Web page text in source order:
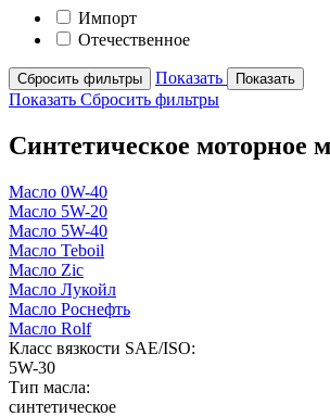
Импорт
Отечественное
Сбросить фильтры Показать Показать
Показать Сбросить фильтры
Синтетическое моторное
Масло 0W-40
Масло 5W-20
Масло 5W-40
Масло Teboil
Масло Zic
Масло Лукойл
Масло Роснефть
Масло Rolf
Класс вязкости SAE/ISO:
5W-30
Тип масла:
синтетическое